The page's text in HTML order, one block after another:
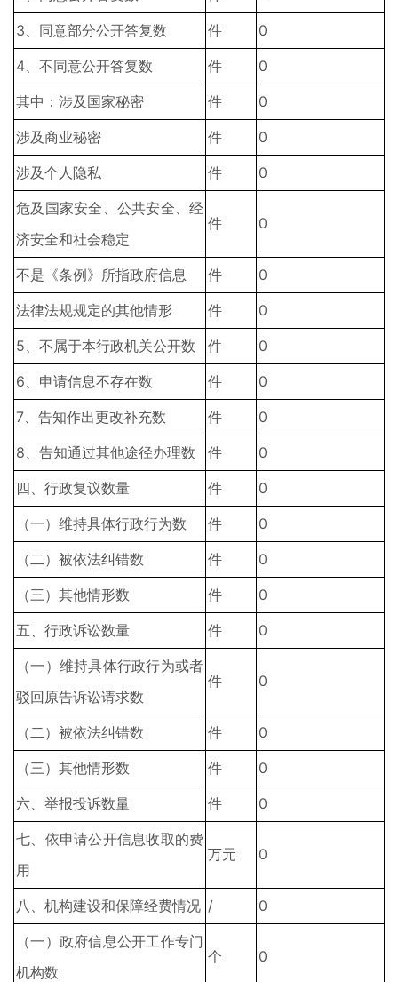
3、同意部分公开答复数
件
0
4、不同意公开答复数
件
0
其中：涉及国家秘密
件
0
涉及商业秘密
件
0
涉及个人隐私
件
0
危及国家安全、公共安全、经
济安全和社会稳定
件 0
不是《条例》所指政府信息 件
0
法律法规规定的其他情形
件
0
5、不属于本行政机关公开数
件
0
6、申请信息不存在数
件
0
7、告知作出更改补充数
件
0
8、告知通过其他途径办理数
件
0
四、行政复议数量
件
0
（一）维持具体行政行为数
件
0
（二）被依法纠错数
件
0
（三）其他情形数
件
0
五、行政诉讼数量
件
0
（一）维持具体行政行为或者
驳回原告诉讼请求数
件 0
（二）被依法纠错数 件
0
（三）其他情形数
件
0
六、举报投诉数量
件
0
七、依申请公开信息收取的费
用
万元 0
八、机构建设和保障经费情况 /
0
（一）政府信息公开工作专门
机构数
个 0